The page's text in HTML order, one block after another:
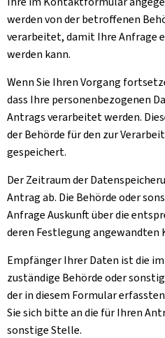
werden von der betroffenen
verarbeitet, damit Ihre Anfrage
werden kann.
Wenn Sie Ihren Vorgang
dass Ihre personenbezogenen
Antrags verarbeitet werden.
der Behörde für den zur
gespeichert.
Der Zeitraum der
Antrag ab. Die Behörde oder
Anfrage Auskunft über die
deren Festlegung angewandten
Empfänger Ihrer Daten ist die
zuständige Behörde oder
der in diesem Formular
Sie sich bitte an die für Ihren
sonstige Stelle.